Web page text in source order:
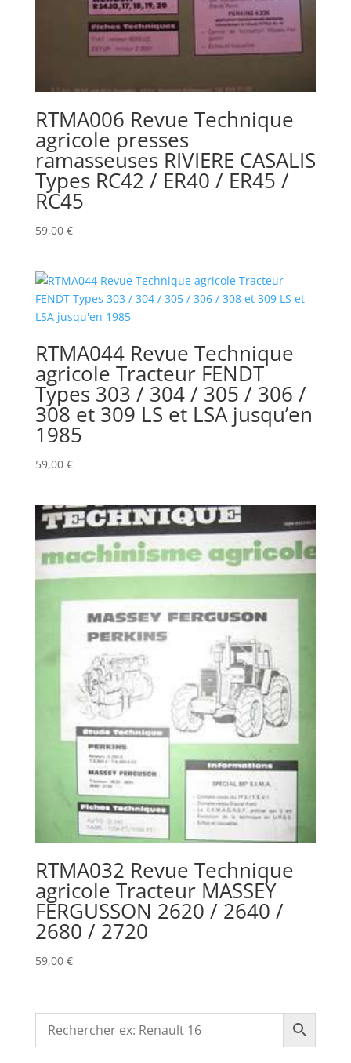
RTMA006 Revue Technique
agricole presses
ramasseuses RIVIERE CASALIS
Types RC42 / ER40 / ER45 /
RC45
59,00 €
RTMA044 Revue Technique
agricole Tracteur FENDT
Types 303 / 304 / 305 / 306 /
308 et 309 LS et LSA jusqu’en
1985
59,00 €
RTMA032 Revue Technique
agricole Tracteur MASSEY
FERGUSSON 2620 / 2640 /
2680 / 2720
59,00 €